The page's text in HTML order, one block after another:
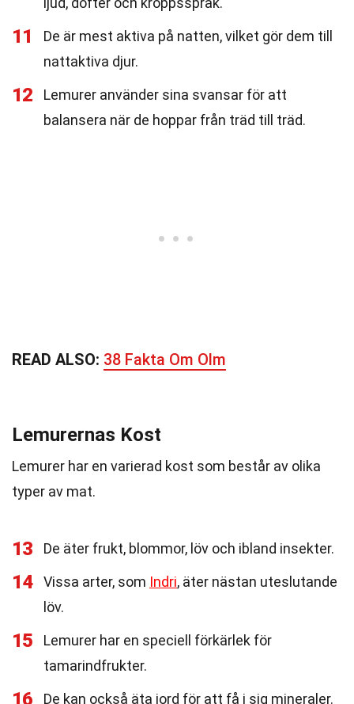
11
De är mest aktiva på natten, vilket gör dem till
nattaktiva djur.
12
Lemurer använder sina svansar för att
balansera när de hoppar från träd till träd.
READ ALSO: 38 Fakta Om Olm
Lemurernas Kost
Lemurer har en varierad kost som består av olika
typer av mat.
13 De äter frukt, blommor, löv och ibland insekter.
14 Vissa arter, som Indri, äter nästan uteslutande
löv.
15
Lemurer har en speciell förkärlek för
tamarindfrukter.
16 De kan också äta jord för att få i sig mineraler.